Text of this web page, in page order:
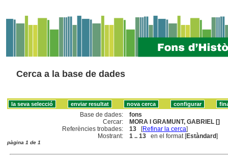
Cerca a la base de dades
Base de dades:
fons
Cercar:
MORA I GRAMUNT, GABRIEL []
Referències trobades:
13 [Refinar la cerca]
Mostrant:
1 .. 13 en el format [Estàndard]
pàgina 1 de 1